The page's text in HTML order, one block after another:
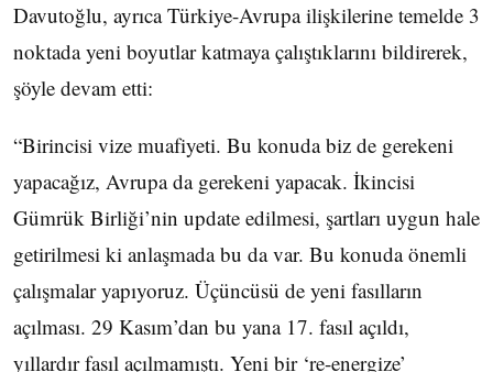
Davutoğlu, ayrıca Türkiye-Avrupa ilişkilerine temelde 3
noktada yeni boyutlar katmaya çalıştıklarını bildirerek,
şöyle devam etti:
“Birincisi vize muafiyeti. Bu konuda biz de gerekeni
yapacağız, Avrupa da gerekeni yapacak. İkincisi
Gümrük Birliği’nin update edilmesi, şartları uygun hale
getirilmesi ki anlaşmada bu da var. Bu konuda önemli
çalışmalar yapıyoruz. Üçüncüsü de yeni fasılların
açılması. 29 Kasım’dan bu yana 17. fasıl açıldı,
yıllardır fasıl açılmamıştı. Yeni bir ‘re-energize’